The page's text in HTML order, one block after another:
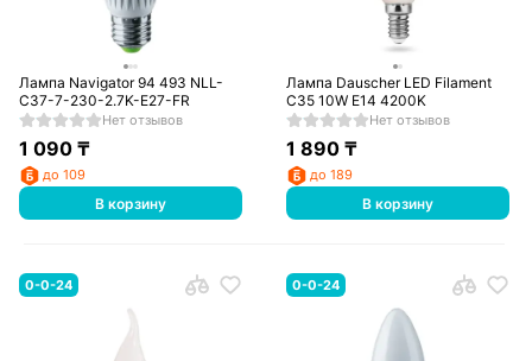
Лампа Navigator 94 493 NLL-
C37-7-230-2.7K-E27-FR
Нет отзывов
1 090₸
до 109
В корзину
Лампа Dauscher LED Filament
C35 10W E14 4200K
Нет отзывов
1 890 ₸
до 189
В корзину
0-0-24 0-0-24